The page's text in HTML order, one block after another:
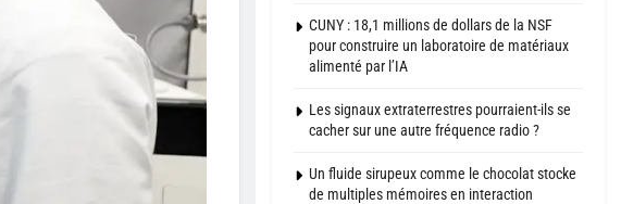
CUNY : 18,1 millions de dollars de la NSF
pour construire un laboratoire de matériaux
alimenté par l’IA
Les signaux extraterrestres pourraient-ils se
cacher sur une autre fréquence radio ?
Un fluide sirupeux comme le chocolat stocke
de multiples mémoires en interaction